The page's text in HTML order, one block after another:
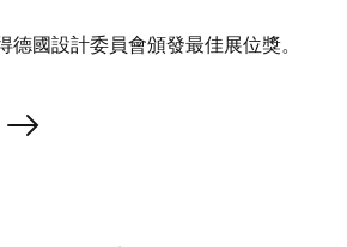
德國設計委員會頒發最佳展位獎。